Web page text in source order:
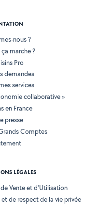
nous ?
marche ?
Pro
demandes
services
collaborative »
en France
presse
Comptes
LÉGALES
Vente et d'Utilisation
de respect de la vie privée